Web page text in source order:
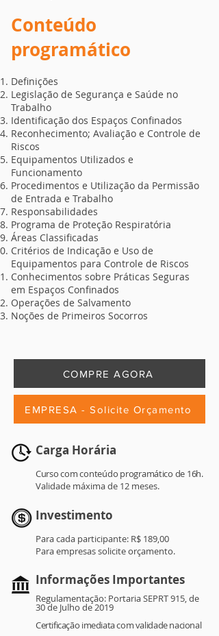
Conteúdo
programático
Definições
Legislação de Segurança e Saúde no
Trabalho
Identificação dos Espaços Confinados
Reconhecimento; Avaliação e Controle de
Riscos
Equipamentos Utilizados e
Funcionamento
Procedimentos e Utilização da Permissão
de Entrada e Trabalho
Responsabilidades
Programa de Proteção Respiratória
Áreas Classificadas
Critérios de Indicação e Uso de
Equipamentos para Controle de Riscos
Conhecimentos sobre Práticas Seguras
em Espaços Confinados
Operações de Salvamento
Noções de Primeiros Socorros
COMPRE AGORA
EMPRESA - Solicite Orçamento
Carga Horária
Curso com conteúdo programático de 16h.
Validade máxima de 12 meses.
Investimento
Para cada participante: R$ 189,00
Para empresas solicite orçamento.
Informações Importantes
Regulamentação: Portaria SEPRT 915, de
30 de Julho de 2019
Certificação imediata com validade nacional